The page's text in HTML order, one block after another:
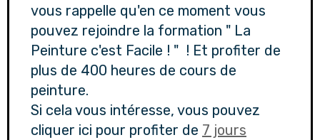
vous rappelle qu'en ce moment vous
pouvez rejoindre la formation " La
Peinture c'est Facile ! " ! Et profiter de
plus de 400 heures de cours de
peinture.
Si cela vous intéresse, vous pouvez
cliquer ici pour profiter de 7 jours